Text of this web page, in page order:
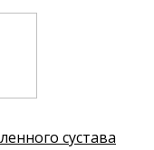
сустава